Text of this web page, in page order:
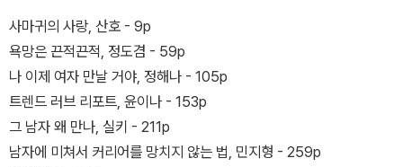
사마귀의 사랑, 산호 - 9p
욕망은 끈적끈적, 정도겸 - 59p
나 이제 여자 만날 거야, 정해나 - 105p
트렌드 러브 리포트, 윤이나 - 153p
그 남자 왜 만나, 실키 - 211p
남자에 미쳐서 커리어를 망치지 않는 법, 민지형 - 259p